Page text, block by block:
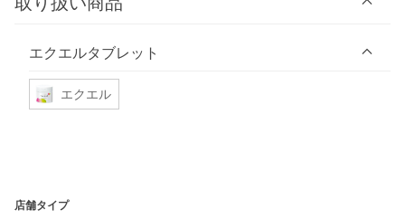
エクエルタブレット
エクエル
店舗タイプ